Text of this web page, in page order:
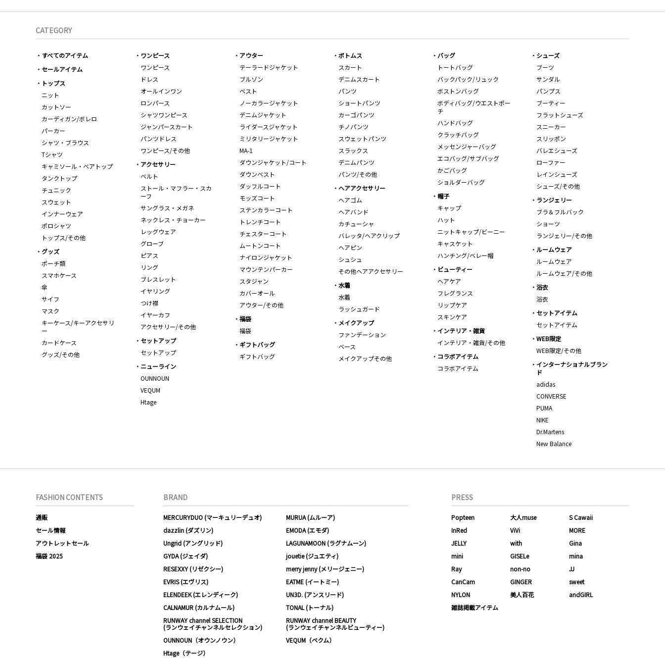
CATEGORY
すべてのアイテム
セールアイテム
トップス
ニット
カットソー
カーディガン/ボレロ
パーカー
シャツ・ブラウス
Tシャツ
キャミソール・ベアトップ
タンクトップ
チュニック
スウェット
インナーウェア
ポロシャツ
トップス/その他
ワンピース
ワンピース
ドレス
オールインワン
ロンパース
シャツワンピース
ジャンパースカート
パンツドレス
ワンピース/その他
アウター
テーラードジャケット
ブルゾン
ベスト
ノーカラージャケット
デニムジャケット
ライダースジャケット
ミリタリージャケット
MA-1
ダウンジャケット/コート
ダウンベスト
ダッフルコート
モッズコート
ステンカラーコート
トレンチコート
チェスターコート
ムートンコート
ナイロンジャケット
マウンテンパーカー
スタジャン
カバーオール
アウター/その他
ボトムス
スカート
デニムスカート
パンツ
ショートパンツ
カーゴパンツ
チノパンツ
スウェットパンツ
スラックス
デニムパンツ
パンツ/その他
バッグ
トートバッグ
バックパック/リュック
ボストンバッグ
ボディバッグ/ウエストポー
チ
ハンドバッグ
クラッチバッグ
メッセンジャーバッグ
エコバッグ/サブバッグ
かごバッグ
ショルダーバッグ
シューズ
ブーツ
サンダル
パンプス
ブーティー
フラットシューズ
スニーカー
スリッポン
バレエシューズ
ローファー
レインシューズ
シューズ/その他
アクセサリー
ベルト
ストール・マフラー・スカ
ーフ
サングラス・メガネ
ネックレス・チョーカー
レッグウェア
グローブ
ピアス
リング
ブレスレット
イヤリング
つけ襟
イヤーカフ
アクセサリー/その他
ヘアアクセサリー
ヘアゴム
ヘアバンド
カチューシャ
バレッタ/ヘアクリップ
ヘアピン
シュシュ
その他ヘアアクセサリー
帽子
キャップ
ハット
ニットキャップ/ビーニー
キャスケット
ハンチング/ベレー帽
ランジェリー
ブラ＆フルバック
ショーツ
ランジェリー/その他
ルームウェア
ルームウェア
ルームウェア/その他
グッズ
ポーチ類
スマホケース
傘
サイフ
マスク
キーケース/キーアクセサリ
ー
カードケース
グッズ/その他
ビューティー
ヘアケア
フレグランス
リップケア
スキンケア
水着
水着
ラッシュガード
浴衣
浴衣
セットアイテム
セットアイテム
福袋
福袋
メイクアップ
ファンデーション
ベース
メイクアップその他
インテリア・雑貨
インテリア・雑貨/その他
WEB限定
WEB限定/その他
セットアップ
セットアップ
ギフトバッグ
ギフトバッグ
コラボアイテム
コラボアイテム
インターナショナルブラン
ド
adidas
CONVERSE
PUMA
NIKE
Dr.Martens
New Balance
ニューライン
OUNNOUN
VEQUM
Htage
FASHION CONTENTS
通販
セール情報
アウトレットセール
福袋 2025
BRAND
MERCURYDUO (マーキュリーデュオ)
MURUA (ムルーア)
dazzlin (ダズリン)
EMODA (エモダ)
Ungrid (アングリッド)
LAGUNAMOON (ラグナムーン)
GYDA (ジェイダ)
jouetie (ジュエティ)
RESEXXY (リゼクシー)
merry jenny (メリージェニー)
EVRIS (エヴリス)
EATME (イートミー)
ELENDEEK (エレンディーク)
UN3D. (アンスリード)
CALNAMUR (カルナムール)
TONAL (トーナル)
RUNWAY channel SELECTION
(ランウェイチャンネルセレクション)
RUNWAY channel BEAUTY
(ランウェイチャンネルビューティー)
OUNNOUN（オウンノウン）
VEQUM（ベクム）
Htage（テージ）
PRESS
Popteen 大人muse
S Cawaii
InRed
ViVi
MORE
JELLY
with
Gina
mini
GISELe
mina
Ray
non-no
JJ
CanCam
GINGER
sweet
NYLON
美人百花
andGIRL
雑誌掲載アイテム